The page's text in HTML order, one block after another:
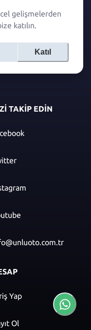
gelişmelerden
katılın.
Katıl
TAKİP EDİN
Yap
Ol